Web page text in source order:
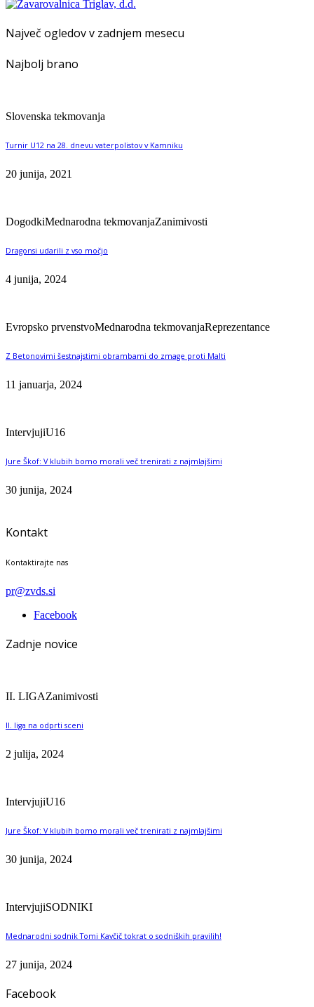
Največ ogledov v zadnjem mesecu
Najbolj brano
Slovenska tekmovanja
Turnir U12 na 28. dnevu vaterpolistov v Kamniku
20 junija, 2021
DogodkiMednarodna tekmovanjaZanimivosti
Dragonsi udarili z vso močjo
4 junija, 2024
Evropsko prvenstvoMednarodna tekmovanjaReprezentance
Z Betonovimi šestnajstimi obrambami do zmage proti Malti
11 januarja, 2024
IntervjujiU16
Jure Škof: V klubih bomo morali več trenirati z najmlajšimi
30 junija, 2024
Kontakt
Kontaktirajte nas
pr@zvds.si
Facebook
Zadnje novice
II. LIGAZanimivosti
II. liga na odprti sceni
2 julija, 2024
IntervjujiU16
Jure Škof: V klubih bomo morali več trenirati z najmlajšimi
30 junija, 2024
IntervjujiSODNIKI
Mednarodni sodnik Tomi Kavčič tokrat o sodniških pravilih!
27 junija, 2024
Facebook